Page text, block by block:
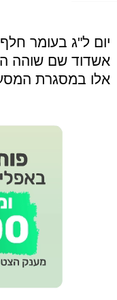
יום ל"ג בעומר
אשדוד שם שוהה
אלו במסגרת